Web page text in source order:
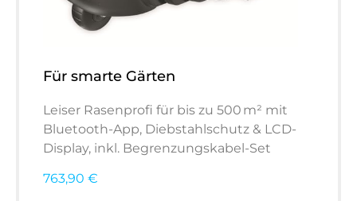
Für smarte Gärten
Leiser Rasenprofi für bis zu 500 m² mit
Bluetooth-App, Diebstahlschutz & LCD-
Display, inkl. Begrenzungskabel-Set
763,90 €